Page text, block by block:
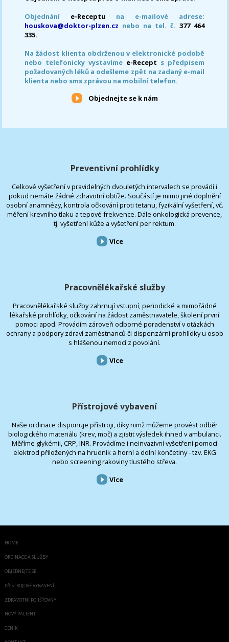
Objednání e-Receptu na e-mailové adrese:
houskova@doktor-plzen.cz nebo na tel. č. 377 464
335.
Na žádost klienta obdrženou v elektronické podobě
nebo telefonicky vystavíme e-Recept s předpisem
požadovaných léků a odešleme zpět na zadaný e-mail
klienta nebo sms zprávou na mobilní telefon.
Objednejte se k nám
Preventivní prohlídky
Celkové vyšetření v pravidelných dvouletých intervalech se provádí i
pokud nemáte žádné zdravotní obtíže. Součástí je mimo jiné doplnění
osobní anamnézy, kontrola očkování proti tetanu, fyzikální vyšetření, vč.
měření krevního tlaku a tepové frekvence. Dále onkologická prevence,
tj. vyšetření kůže a vyšetření per rektum.
Více
Pracovnělékařské služby
Pracovnělékařské služby zahrnují vstupní, periodické a mimořádné
lékařské prohlídky, očkování na žádost zaměstnavatele, školení první
pomoci apod. Provádím zároveň odborné poradenství v otázkách
ochrany a podpory zdraví zaměstnanců či dispenzární prohlídky u osob
s hlášenou nemocí z povolání.
Více
Přístrojové vybavení
Naše ordinace disponuje přístroji, díky nimž můžeme provést odběr
biologického materiálu (krev, moč) a zjistit výsledek ihned v ambulanci.
Měříme glykémii, CRP, INR. Provádíme i neinvazivní vyšetření pomocí
elektrod přiložených na hrudník a horní a dolní končetiny - tzv. EKG
nebo screening rakoviny tlustého střeva.
Více
HOME
ORDINACE A SLUŽBY
OBJEDNEJTE SE
PŘÍSTROJOVÉ VYBAVENÍ
ZDRAVOTNÍ POJIŠŤOVNY
NOVÝ PACIENT
CENÍK